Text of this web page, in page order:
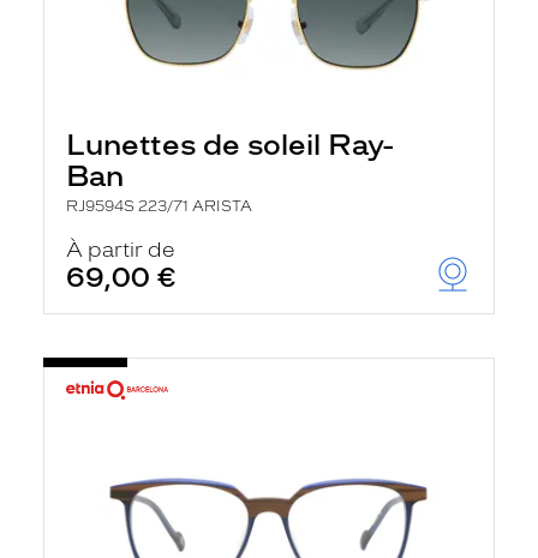
Lunettes de soleil Ray-
Ban
RJ9594S 223/71 ARISTA
À partir de
69,00 €